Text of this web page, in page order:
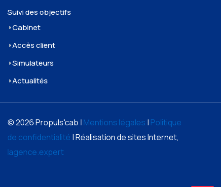
Suivi des objectifs
Cabinet
Accès client
Simulateurs
Actualités
© 2026 Propuls'cab | Mentions légales | Politique
de confidentialité | Réalisation de sites Internet,
lagence.expert